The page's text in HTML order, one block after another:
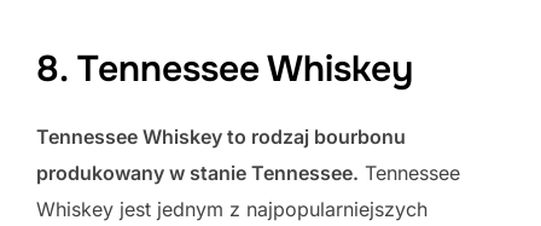
8. Tennessee Whiskey
Tennessee Whiskey to rodzaj bourbonu
produkowany w stanie Tennessee. Tennessee
Whiskey jest jednym z najpopularniejszych